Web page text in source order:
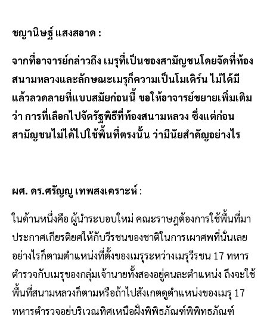
ชญานิษฐ์ แสงสอาด :
จากที่อาจารย์กล่าวถึง เมรุที่เป็นของสามัญชนโดยจัดที่ท้อง
สนามหลวงและลักษณะเมรุก็ความเป็นโมเดิร์น ไม่ได้มี
แล้วลวดลายที่แบบสมัยก่อนนี้ ขอให้อาจารย์ขยายเพิ่มเติม
ว่า การที่เลือกไปจัดรัฐพิธีที่ท้องสนามหลวง ซึ่งแต่ก่อน
สามัญชนไม่ได้ไปใช้พื้นที่ตรงนั้น ว่ามีนัยสำคัญอย่างไร
ผศ. ดร.ศรัญญู เทพสงเคราะห์ :
ในด้านหนึ่งคือ ผู้นำระบอบใหม่ คณะราษฎต้องการใช้พื้นที่มา
ประกาศเกียรติยศให้กับวีรชนของชาติในการเผาศพที่นั่นเลย
อย่างไรก็ตามตำแหน่งที่ตั้งของเมรุระหว่างเมรุวีรชน 17 ทหาร
ตำรวจกับเมรุของกลุ่มเจ้านายทั้งสองอยู่คนละตำแหน่ง ถึงจะใช้
พื้นที่สนามหลวงก็ตามหรือถ้าไปสังเกตดูตำแหน่งของเมรุ 17
ทหารตำรวจอยู่บริเวณทิศเหนือฝั่งพิพิธภัณฑ์พิพิทธภัณฑ์